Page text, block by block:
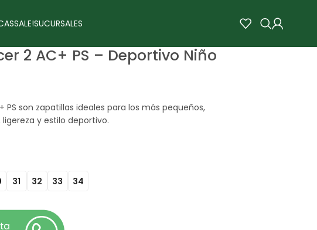
SALE!SUCURSALES
2 AC+ PS – Deportivo Niño
PS son zapatillas ideales para los más pequeños,
y estilo deportivo.
31 32 33 34